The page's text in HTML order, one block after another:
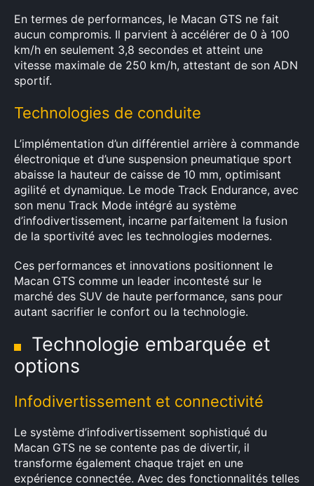
En termes de performances, le Macan GTS ne fait
aucun compromis. Il parvient à accélérer de 0 à 100
km/h en seulement 3,8 secondes et atteint une
vitesse maximale de 250 km/h, attestant de son ADN
sportif.
Technologies de conduite
L’implémentation d’un différentiel arrière à commande
électronique et d’une suspension pneumatique sport
abaisse la hauteur de caisse de 10 mm, optimisant
agilité et dynamique. Le mode Track Endurance, avec
son menu Track Mode intégré au système
d’infodivertissement, incarne parfaitement la fusion
de la sportivité avec les technologies modernes.
Ces performances et innovations positionnent le
Macan GTS comme un leader incontesté sur le
marché des SUV de haute performance, sans pour
autant sacrifier le confort ou la technologie.
Technologie embarquée et
options
Infodivertissement et connectivité
Le système d’infodivertissement sophistiqué du
Macan GTS ne se contente pas de divertir, il
transforme également chaque trajet en une
expérience connectée. Avec des fonctionnalités telles